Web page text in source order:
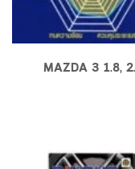
MAZDA 3 1.8,